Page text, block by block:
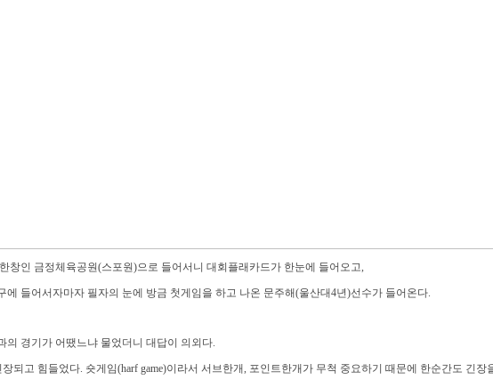
창인 금정체육공원(스포원)으로 들어서니 대회플래카드가 한눈에 들어오고,
에 들어서자마자 필자의 눈에 방금 첫게임을 하고 나온 문주해(울산대4년)선수가 들어온다.
의 경기가 어땠느냐 물었더니 대답이 의외다.
장되고 힘들었다. 숏게임(harf game)이라서 서브한개, 포인트한개가 무척 중요하기 때문에 한순간도 긴장